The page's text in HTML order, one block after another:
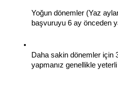
Yoğun dönemler (Yaz
başvuruyu 6 ay önceden
Daha sakin dönemler için
yapmanız genellikle yeterli